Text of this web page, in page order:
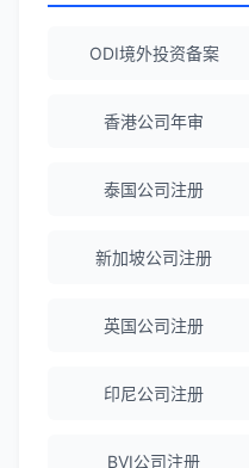
陈经理
Emma Zhang
越南公司注册全
ODI境外投资备案
香港公司年审
泰国公司注册
新加坡公司注册
英国公司注册
印尼公司注册
BVI公司注册